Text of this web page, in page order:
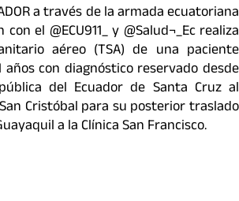
a través de la armada ecuatoriana
el @ECU911_ y @Salud¬_Ec realiza
aéreo (TSA) de una paciente
años con diagnóstico reservado desde
del Ecuador de Santa Cruz al
Cristóbal para su posterior traslado
a la Clínica San Francisco.